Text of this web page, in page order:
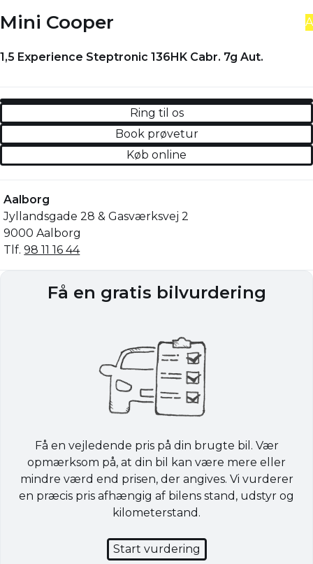
Mini Cooper
1,5 Experience Steptronic 136HK Cabr. 7g Aut.
A
Ring til os
Book prøvetur
Køb online
Aalborg
Jyllandsgade 28 & Gasværksvej 2
9000 Aalborg
Tlf.98 11 16 44
Få en gratis bilvurdering
Få en vejledende pris på din brugte bil. Vær
opmærksom på, at din bil kan være mere eller
mindre værd end prisen, der angives. Vi vurderer
en præcis pris afhængig af bilens stand, udstyr og
kilometerstand.
Start vurdering